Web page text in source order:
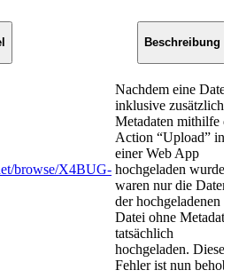
Beschreibung
browse/X4BUG-
Nachdem eine Datei
inklusive
Metadaten mithilfe
Action “Upload” in
einer Web App
hochgeladen wurde,
waren nur die Daten
der hochgeladenen
Datei ohne
tatsächlich
hochgeladen. Dieser
Fehler ist nun